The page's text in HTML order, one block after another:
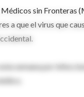
sin Fronteras
a que el virus que
semana por